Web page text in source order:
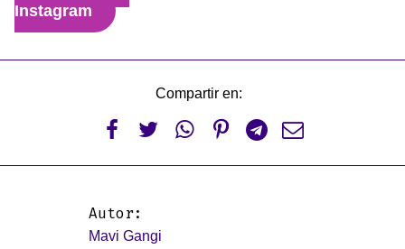
Instagram
Compartir en:
     
Autor:
Mavi Gangi